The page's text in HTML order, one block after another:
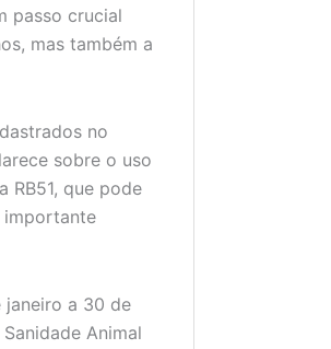
passo crucial
mas também a
no
sobre o uso
RB51, que pode
importante
janeiro a 30 de
Animal